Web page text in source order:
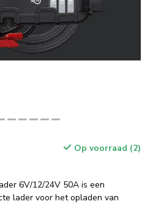
Op voorraad (2)
6V/12/24V 50A is een
lader voor het opladen van